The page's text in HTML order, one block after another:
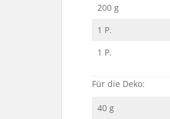
200 g
1 P.
1 P.
Für die Deko:
40 g